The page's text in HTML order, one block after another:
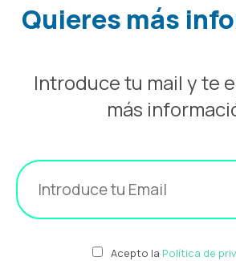
Quieres más
Introduce tu mail y te
más
Acepto la Política de